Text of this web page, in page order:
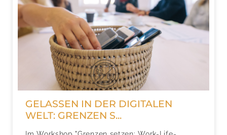
GELASSEN IN DER DIGITALEN
WELT: GRENZEN S...